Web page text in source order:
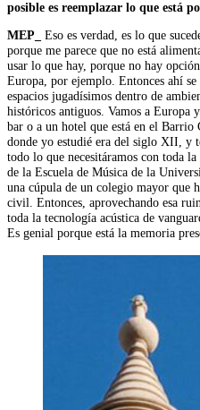
posible es reemplazar lo que está
MEP_
Eso es verdad, es lo que
porque me parece que no está
usar lo que hay, porque no hay
Europa, por ejemplo. Entonces ahí
espacios jugadísimos dentro de
históricos antiguos. Vamos a Europa
bar o a un hotel que está en el
donde yo estudié era del siglo XII, y
todo lo que necesitáramos con toda
de la Escuela de Música de la
una cúpula de un colegio mayor que
civil. Entonces, aprovechando esa
toda la tecnología acústica de
Es genial porque está la memoria